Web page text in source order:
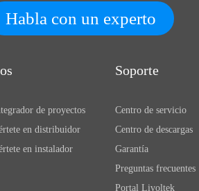
Habla con un experto
de proyectos
en distribuidor
en instalador
Soporte
Centro de servicio
Centro de descargas
Garantía
Preguntas frecuentes
Portal Livoltek